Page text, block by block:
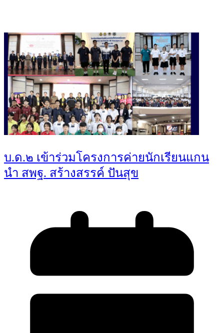
บ.ด.๒ เข้าร่วมโครงการค่ายนักเรียนแกน
นำ สพฐ. สร้างสรรค์ ปันสุข